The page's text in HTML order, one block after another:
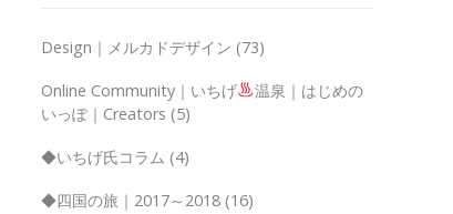
Design｜メルカドデザイン (73)
Online Community｜いちげ
温泉｜はじめの
いっぽ｜Creators (5)
◆いちげ氏コラム (4)
◆四国の旅｜2017～2018 (16)